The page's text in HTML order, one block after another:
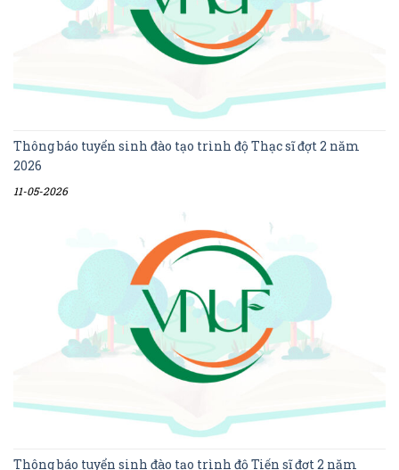
Thông báo tuyển sinh đào tạo trình độ Thạc sĩ đợt 2 năm
2026
11-05-2026
Thông báo tuyển sinh đào tạo trình độ Tiến sĩ đợt 2 năm